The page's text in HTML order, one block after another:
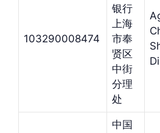
103290008474
银行
上海
市奉
贤区
中街
分理
处
中国